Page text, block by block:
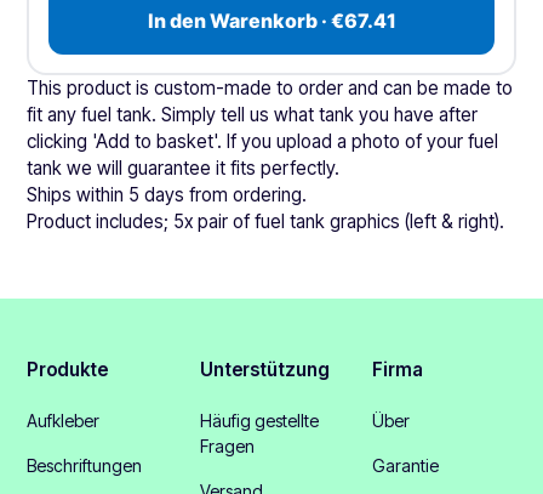
In den Warenkorb · €67.41
This product is custom-made to order and can be made to
fit any fuel tank. Simply tell us what tank you have after
clicking 'Add to basket'. If you upload a photo of your fuel
tank we will guarantee it fits perfectly.
Ships within 5 days from ordering.
Product includes; 5x pair of fuel tank graphics (left & right).
Produkte
Aufkleber
Beschriftungen
Unterstützung
Häufig gestellte
Fragen
Firma
Über
Garantie